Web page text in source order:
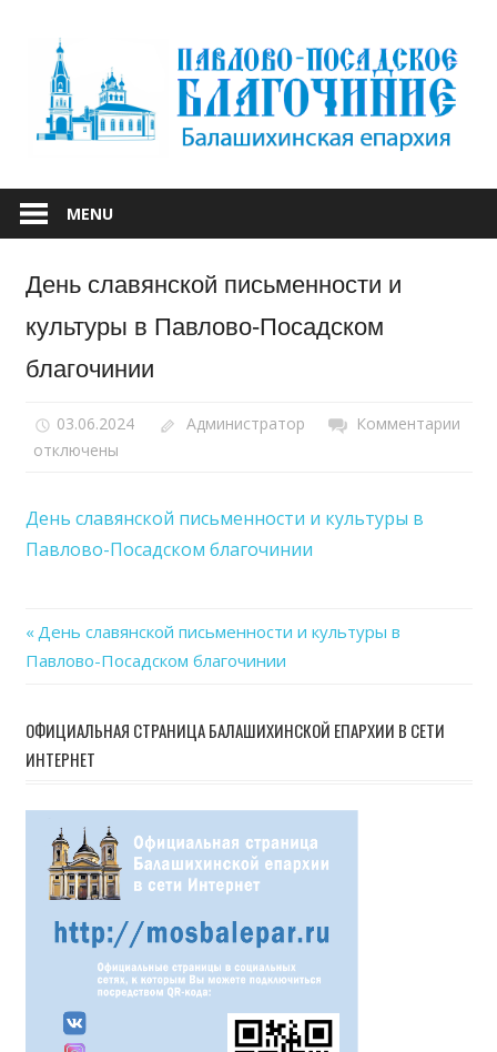
content
ПАВЛОВО-
ПОСАДСКОЕ
БЛАГОЧИНИЕ
MENU
День славянской письменности и
культуры в Павлово-Посадском
благочинии
03.06.2024 Администратор Комментарии
отключены
День славянской письменности и культуры в
Павлово-Посадском благочинии
Навигация
записям
Previous
Post:
День славянской письменности и культуры в
Павлово-Посадском благочинии
ОФИЦИАЛЬНАЯ СТРАНИЦА БАЛАШИХИНСКОЙ ЕПАРХИИ В СЕТИ
ИНТЕРНЕТ